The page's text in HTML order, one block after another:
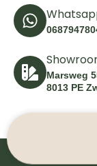
Marsweg
8013 PE